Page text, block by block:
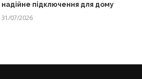
надійне підключення для дому
31/07/2026